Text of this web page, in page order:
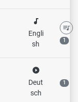
audiotrack
Engli
sh
queue_music
1
play_circle_filled
Deut
sch
1